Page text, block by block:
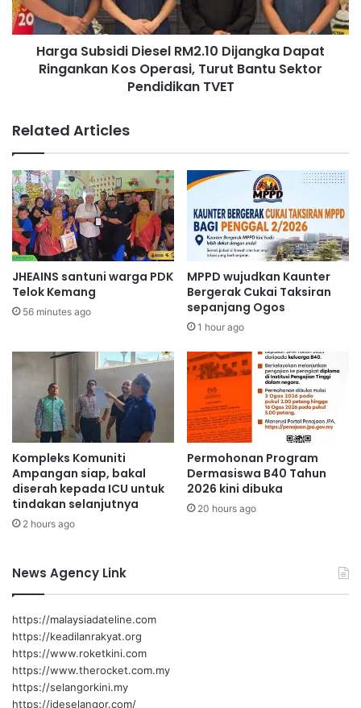
Nga
t
a
t
u
l
e
b
i
h
a
y
k
p
k
P
P
R
b
s
e
s
e
l
R
M
2
.
1
0
D
a
n
a
p
a
t
R
g
a
k
a
n
K
o
Harga Subsidi Diesel RM2.10 Dijangka Dapat
Ringankan Kos Operasi, Turut Bantu Sektor
Pendidikan TVET
Related Articles
JHEAINS santuni warga PDK
Telok Kemang
56 minutes ago
MPPD wujudkan Kaunter
Bergerak Cukai Taksiran
sepanjang Ogos
1 hour ago
Kompleks Komuniti
Ampangan siap, bakal
diserah kepada ICU untuk
tindakan selanjutnya
2 hours ago
Permohonan Program
Dermasiswa B40 Tahun
2026 kini dibuka
20 hours ago
News Agency Link
https://malaysiadateline.com
https://keadilanrakyat.org
https://www.roketkini.com
https://www.therocket.com.my
https://selangorkini.my
https://ideselangor.com/